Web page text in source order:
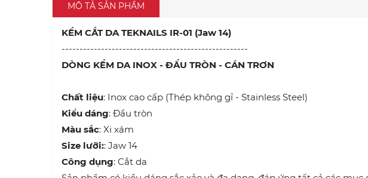
MÔ TẢ SẢN PHẨM
KỀM CẮT DA TEKNAILS IR-01 (Jaw 14)
----------------------------------------------------
DÒNG KỀM DA INOX - ĐẦU TRÒN - CÁN TRƠN
Chất liệu: Inox cao cấp (Thép không gỉ - Stainless Steel)
Kiểu dáng: Đầu tròn
Màu sắc: Xi xám
Size lưỡi:: Jaw 14
Công dụng: Cắt da